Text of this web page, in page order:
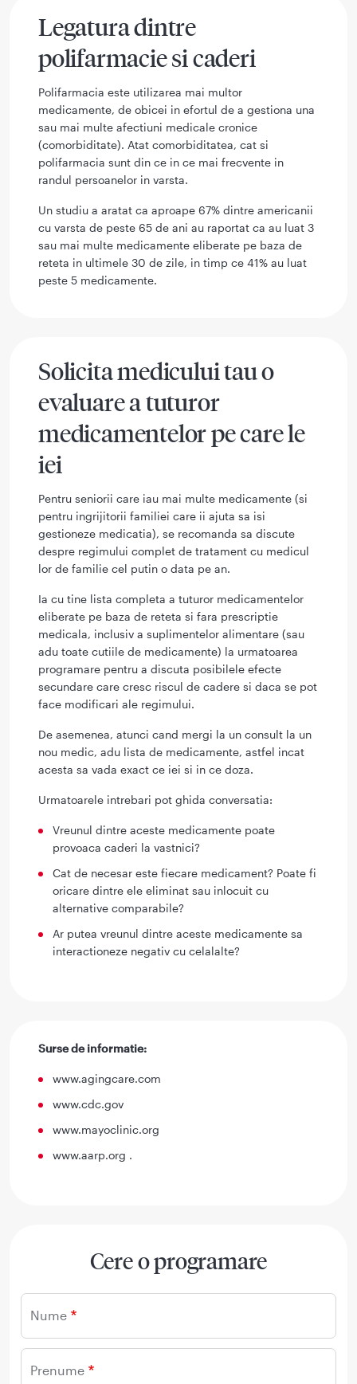
Legatura dintre
polifarmacie si caderi
Polifarmacia este utilizarea mai multor
medicamente, de obicei in efortul de a gestiona una
sau mai multe afectiuni medicale cronice
(comorbiditate). Atat comorbiditatea, cat si
polifarmacia sunt din ce in ce mai frecvente in
randul persoanelor in varsta.
Un studiu a aratat ca aproape 67% dintre americanii
cu varsta de peste 65 de ani au raportat ca au luat 3
sau mai multe medicamente eliberate pe baza de
reteta in ultimele 30 de zile, in timp ce 41% au luat
peste 5 medicamente.
Solicita medicului tau o
evaluare a tuturor
medicamentelor pe care le
iei
Pentru seniorii care iau mai multe medicamente (si
pentru ingrijitorii familiei care ii ajuta sa isi
gestioneze medicatia), se recomanda sa discute
despre regimului complet de tratament cu medicul
lor de familie cel putin o data pe an.
Ia cu tine lista completa a tuturor medicamentelor
eliberate pe baza de reteta si fara prescriptie
medicala, inclusiv a suplimentelor alimentare (sau
adu toate cutiile de medicamente) la urmatoarea
programare pentru a discuta posibilele efecte
secundare care cresc riscul de cadere si daca se pot
face modificari ale regimului.
De asemenea, atunci cand mergi la un consult la un
nou medic, adu lista de medicamente, astfel incat
acesta sa vada exact ce iei si in ce doza.
Urmatoarele intrebari pot ghida conversatia:
Vreunul dintre aceste medicamente poate
provoaca caderi la vastnici?
Cat de necesar este fiecare medicament? Poate fi
oricare dintre ele eliminat sau inlocuit cu
alternative comparabile?
Ar putea vreunul dintre aceste medicamente sa
interactioneze negativ cu celalalte?
Surse de informatie:
www.agingcare.com
www.cdc.gov
www.mayoclinic.org
www.aarp.org .
Cere o programare
Nume
Prenume